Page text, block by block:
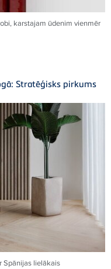
karstajam ūdenim vienmēr
Stratēģisks pirkums
Spānijas lielākais